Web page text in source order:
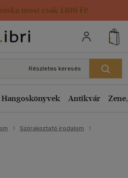
most csak 1499 Ft!
adatai
Részletes keresés
Hangoskönyvek Antikvár
Szórakoztató irodalom